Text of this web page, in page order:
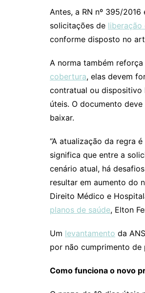
Antes, a RN nº 395/
solicitações de liberação
conforme disposto no
A norma também
cobertura, elas devem
contratual ou dispositivo
úteis. O documento
baixar.
“A atualização da regra
significa que entre a
cenário atual, há
resultar em aumento do
Direito Médico e
planos de saúde, Elton
Um levantamento da
por não cumprimento de
Como funciona o novo